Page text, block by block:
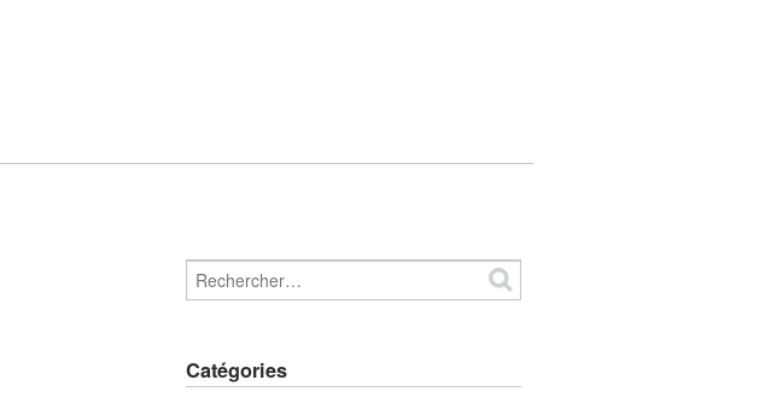
Catégories